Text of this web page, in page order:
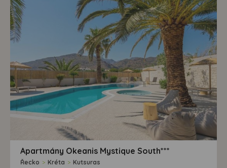
Apartmány Okeanis Mystique South***
Řecko > Kréta > Kutsuras